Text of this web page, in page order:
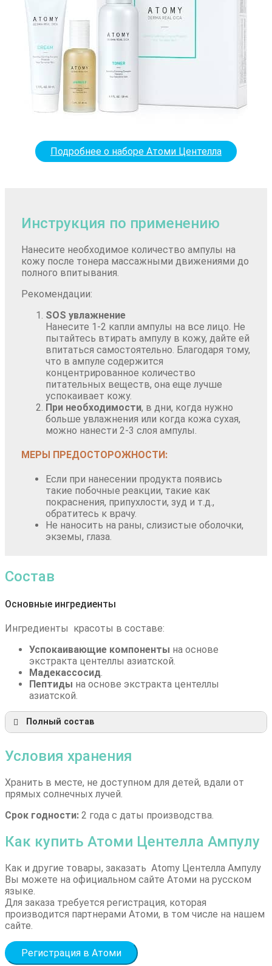
Подробнее о наборе Атоми Центелла
Инструкция по применению
Нанесите необходимое количество ампулы на
кожу после тонера массажными движениями до
полного впитывания.
Рекомендации:
SOS увлажнение
Нанесите 1-2 капли ампулы на все лицо. Не
пытайтесь втирать ампулу в кожу, дайте ей
впитаться самостоятельно. Благодаря тому,
что в ампуле содержится
концентрированное количество
питательных веществ, она еще лучше
успокаивает кожу.
При необходимости, в дни, когда нужно
больше увлажнения или когда кожа сухая,
можно нанести 2-3 слоя ампулы.
МЕРЫ ПРЕДОСТОРОЖНОСТИ:
Если при нанесении продукта появись
такие побочные реакции, такие как
покраснения, припухлости, зуд и т.д.,
обратитесь к врачу.
Не наносить на раны, слизистые оболочки,
экземы, глаза.
Состав
Основные ингредиенты
Ингредиенты красоты в соcтаве:
Успокаивающие компоненты на основе
экстракта центеллы азиатской.
Мадекассосид.
Пептиды на основе экстракта центеллы
азиатской.
Полный состав
Условия хранения
Хранить в месте, не доступном для детей, вдали от
прямых солнечных лучей.
Срок годности: 2 года с даты производства.
Как купить Атоми Центелла Ампулу
Как и другие товары, заказать Atomy Центелла Ампулу
Вы можете на официальном сайте Атоми на русском
языке.
Для заказа требуется регистрация, которая
производится партнерами Атоми, в том числе на нашем
сайте.
Регистрация в Атоми